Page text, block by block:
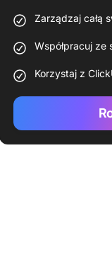
Zarządzaj całą
Współpracuj ze
Korzystaj z